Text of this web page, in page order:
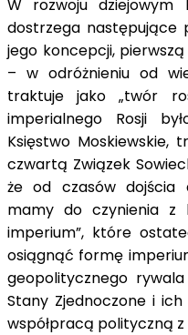
W rozwoju dziejowym
dostrzega następujące
jego koncepcji,
– w odróżnieniu od
traktuje jako „twór
imperialnego Rosji
Księstwo Moskiewskie,
czwartą Związek
że od czasów dojścia
mamy do czynienia z
imperium”, które
osiągnąć formę
geopolitycznego
Stany Zjednoczone i ich
współpracą polityczną z